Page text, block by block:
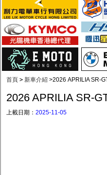
首頁 > 新車介紹 >2026 APRILIA SR-
2026 APRILIA SR-
上載日期： 2025-11-05